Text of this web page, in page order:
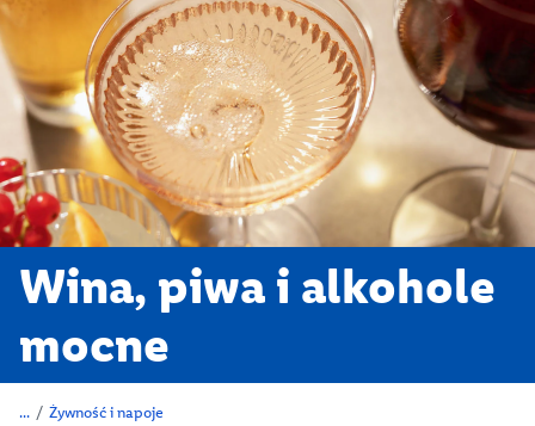
Wina, piwa i alkohole
mocne
/ Żywność i napoje